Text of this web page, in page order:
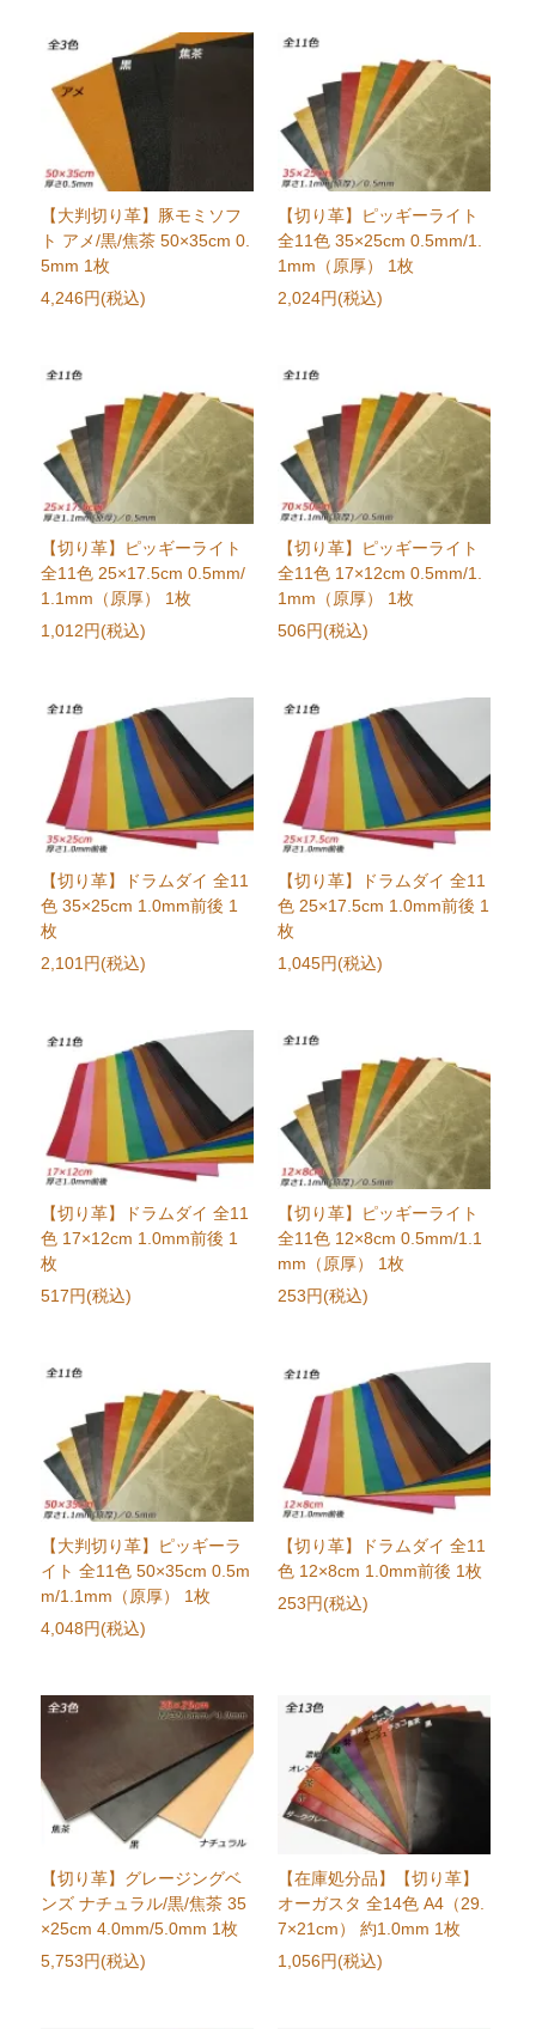
【大判切り革】豚モミソフ
ト アメ/黒/焦茶 50×35cm 0.
5mm 1枚
4,246円(税込)
【切り革】ピッギーライト
全11色 35×25cm 0.5mm/1.
1mm（原厚） 1枚
2,024円(税込)
【切り革】ピッギーライト
全11色 25×17.5cm 0.5mm/
1.1mm（原厚） 1枚
1,012円(税込)
【切り革】ピッギーライト
全11色 17×12cm 0.5mm/1.
1mm（原厚） 1枚
506円(税込)
【切り革】ドラムダイ 全11
色 35×25cm 1.0mm前後 1
枚
2,101円(税込)
【切り革】ドラムダイ 全11
色 25×17.5cm 1.0mm前後 1
枚
1,045円(税込)
【切り革】ドラムダイ 全11
色 17×12cm 1.0mm前後 1
枚
517円(税込)
【切り革】ピッギーライト
全11色 12×8cm 0.5mm/1.1
mm（原厚） 1枚
253円(税込)
【大判切り革】ピッギーラ
イト 全11色 50×35cm 0.5m
m/1.1mm（原厚） 1枚
4,048円(税込)
【切り革】ドラムダイ 全11
色 12×8cm 1.0mm前後 1枚
253円(税込)
【切り革】グレージングベ
ンズ ナチュラル/黒/焦茶 35
×25cm 4.0mm/5.0mm 1枚
5,753円(税込)
【在庫処分品】【切り革】
オーガスタ 全14色 A4（29.
7×21cm） 約1.0mm 1枚
1,056円(税込)